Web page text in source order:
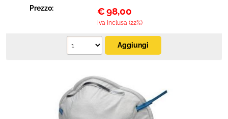
Prezzo:
€98,00
Iva inclusa (22%)